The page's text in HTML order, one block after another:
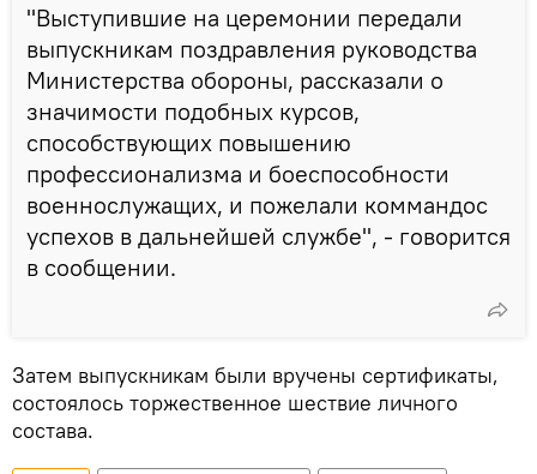
"Выступившие на церемонии передали
выпускникам поздравления руководства
Министерства обороны, рассказали о
значимости подобных курсов,
способствующих повышению
профессионализма и боеспособности
военнослужащих, и пожелали коммандос
успехов в дальнейшей службе", - говорится
в сообщении.
Затем выпускникам были вручены сертификаты,
состоялось торжественное шествие личного
состава.